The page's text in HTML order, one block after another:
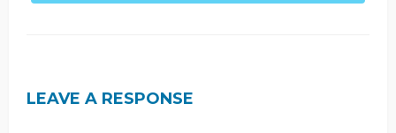
LEAVE A RESPONSE